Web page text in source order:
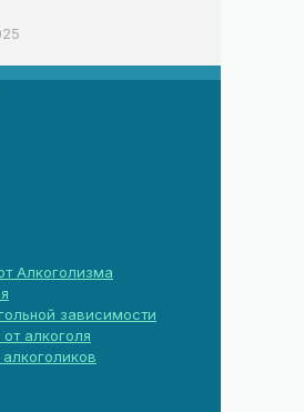
Алкоголизма
зависимости
алкоголя